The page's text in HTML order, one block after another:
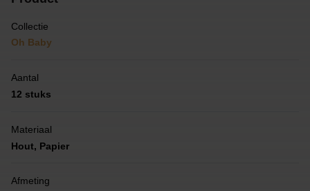
Collectie
Oh Baby
Aantal
12 stuks
Materiaal
Hout, Papier
Afmeting